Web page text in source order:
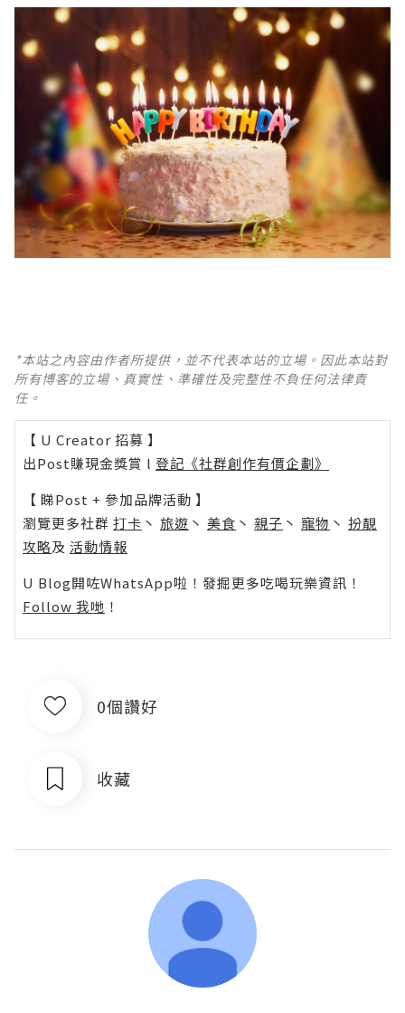
*本站之內容由作者所提供，並不代表本站的立場。因此本站對
所有博客的立場、真實性、準確性及完整性不負任何法律責
任。
【 U Creator 招募 】
出Post賺現金獎賞 l 登記《社群創作有價企劃》
【 睇Post + 參加品牌活動 】
瀏覽更多社群 打卡 丶 旅遊 丶 美食 丶 親子 丶 寵物 丶 扮靚
攻略及 活動情報
U Blog開咗WhatsApp啦！發掘更多吃喝玩樂資訊！
Follow 我哋 ！
0個讚好
收藏